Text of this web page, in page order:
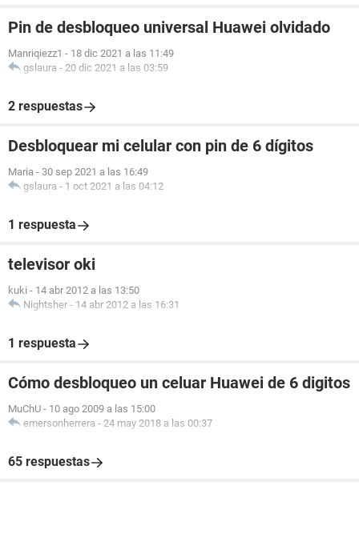
Pin de desbloqueo universal Huawei olvidado
Manriqiezz1 - 18 dic 2021 a las 11:49
gslaura - 20 dic 2021 a las 03:59
2 respuestas
Desbloquear mi celular con pin de 6 dígitos
Maria - 30 sep 2021 a las 16:49
gslaura - 1 oct 2021 a las 04:12
1 respuesta
televisor oki
kuki - 14 abr 2012 a las 13:50
Nightsher - 14 abr 2012 a las 16:31
1 respuesta
Cómo desbloqueo un celuar Huawei de 6 digitos
MuChU - 10 ago 2009 a las 15:00
emersonherrera - 24 may 2018 a las 00:37
65 respuestas